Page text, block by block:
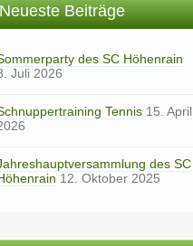
Neueste Beiträge
des SC Höhenrain
Juli 2026
Tennis 15. April
des SC
12. Oktober 2025